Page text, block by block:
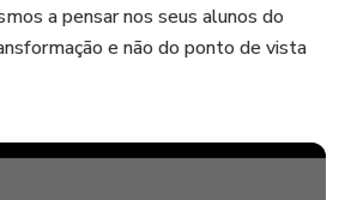
a pensar nos seus alunos do
e não do ponto de vista